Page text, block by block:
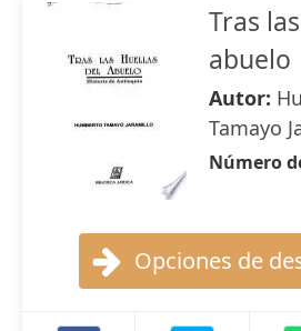
Tras
abuelo
Autor:
Tamayo
Número
Opciones de